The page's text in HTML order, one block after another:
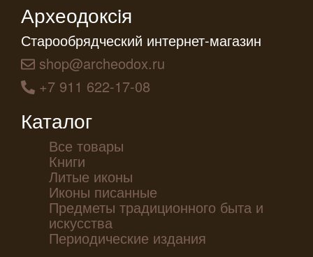
Археодоксiя
Старообрядческий интернет-магазин
shop@archeodox.ru
+7 911 622-17-08
Каталог
Все товары
Книги
Литые иконы
Иконы писанные
Предметы традиционного быта и
искусства
Периодические издания